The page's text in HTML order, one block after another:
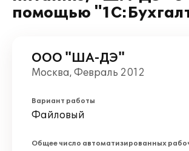
помощью
ООО "ША-ДЭ"
Москва, Февраль 2012
Вариант работы
Файловый
Общее число автоматизированных